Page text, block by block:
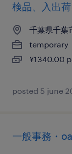
検品、入出
千葉県千葉
temporary
¥1340.00
posted 5 june
一般事務・